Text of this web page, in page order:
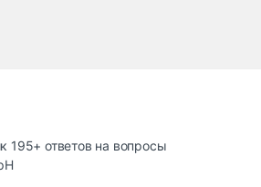
195+ ответов на вопросы